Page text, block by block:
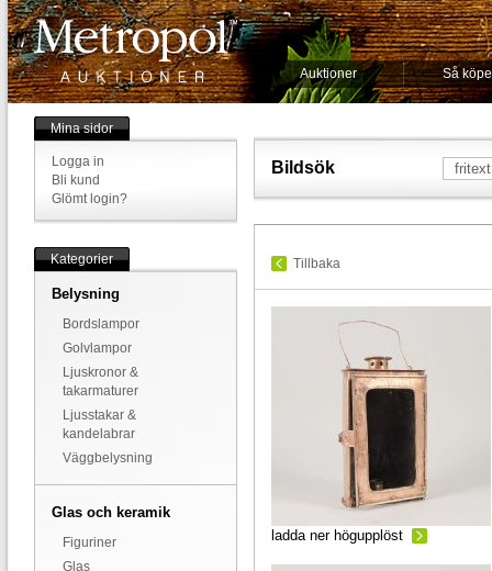
Auktioner Så
Mina sidor
Logga in
Bli kund
Glömt login?
Kategorier
Belysning
Bordslampor
Golvlampor
Ljuskronor &
takarmaturer
Ljusstakar &
kandelabrar
Väggbelysning
Glas och keramik
Figuriner
Glas
Bildsök
Tillbaka
ladda ner högupplöst